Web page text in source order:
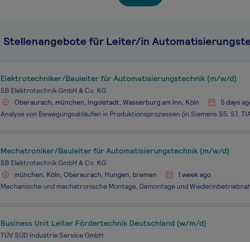
Stellenangebote für Leiter/in
Elektrotechniker/Bauleiter für Automatisierungstechnik (m/w/d)
SB Elektrotechnik GmbH & Co. KG
Oberaurach, münchen, Ingolstadt, Wasserburg am Inn, Köln
5 days
Mechatroniker/Bauleiter für Automatisierungstechnik (m/w/d)
SB Elektrotechnik GmbH & Co. KG
münchen, Köln, Oberaurach, Hungen, bremen
1 week ago
Business Unit Leiter Fördertechnik Deutschland (w/m/d)
TÜV SÜD Industrie Service GmbH